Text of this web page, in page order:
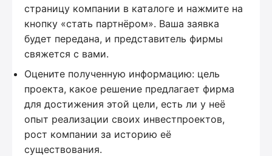
страницу компании в каталоге и нажмите на
кнопку «стать партнёром». Ваша заявка
будет передана, и представитель фирмы
свяжется с вами.
Оцените полученную информацию: цель
проекта, какое решение предлагает фирма
для достижения этой цели, есть ли у неё
опыт реализации своих инвестпроектов,
рост компании за историю её
существования.